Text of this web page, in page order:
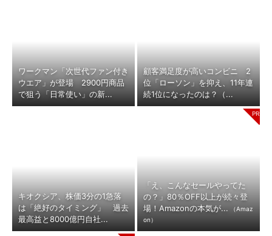
ワークマン「次世代ファン付き
ウエア」が登場 2900円商品
で狙う「日常使い」の新...
顧客満足度が高いコンビニ 2
位「ローソン」を抑え、11年連
続1位になったのは？（...
キオクシア、株価3分の1急落
は「絶好のタイミング」 過去
最高益と8000億円自社...
「え、こんなセールやってた
の？」80％OFF以上が続々登
場！Amazonの本気が...
（Amaz
on）